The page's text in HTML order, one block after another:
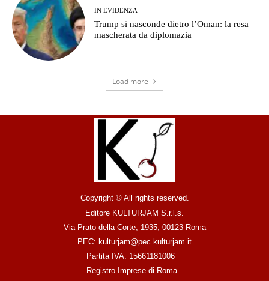
IN EVIDENZA
Trump si nasconde dietro l’Oman: la resa
mascherata da diplomazia
Load more
Copyright © All rights reserved.
Editore KULTURJAM S.r.l.s.
Via Prato della Corte, 1935, 00123 Roma
PEC: kulturjam@pec.kulturjam.it
Partita IVA: 15661181006
Registro Imprese di Roma